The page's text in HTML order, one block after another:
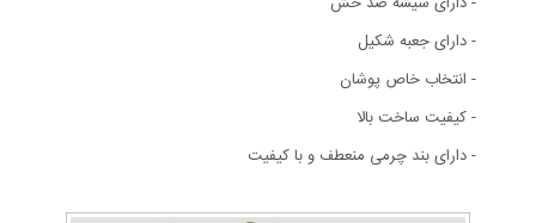
- دارای جعبه شکیل
- انتخاب خاص پوشان
- کیفیت ساخت بالا
- دارای بند چرمی منعطف و با کیفیت